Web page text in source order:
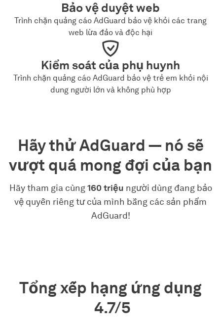
Bảo vệ duyệt web
Trình chặn quảng cáo AdGuard bảo vệ khỏi các trang
web lừa đảo và độc hại
Kiểm soát của phụ huynh
Trình chặn quảng cáo AdGuard bảo vệ trẻ em khỏi nội
dung người lớn và không phù hợp
Hãy thử AdGuard — nó sẽ
vượt quá mong đợi của bạn
Hãy tham gia cùng160 triệu người dùng đang bảo
vệ quyền riêng tư của mình bằng các sản phẩm
AdGuard!
Tổng xếp hạng ứng dụng
4.7/5